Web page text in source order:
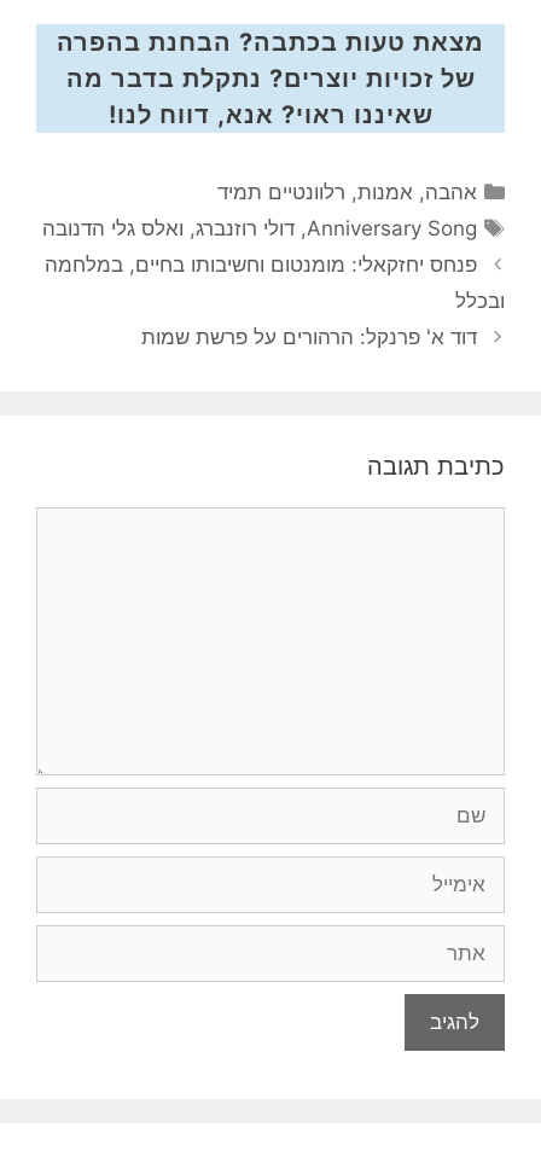
מצאת טעות בכתבה? הבחנת בהפרה
של זכויות יוצרים? נתקלת בדבר מה
שאיננו ראוי? אנא, דווח לנו!
קטגוריות
אהבה, אמנות, רלוונטיים תמיד
תגיות
Anniversary Song
,דולי רוזנברג, ואלס גלי הדנובה
פנחס יחזקאלי: מומנטום וחשיבותו בחיים, במלחמה
ובכלל
דוד א' פרנקל: הרהורים על פרשת שמות
כתיבת תגובה